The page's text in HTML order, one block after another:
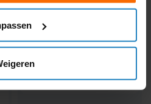
kiezen om bij hem in de
zou iedereen vertellen
hoe goed Nuvrachtwagen